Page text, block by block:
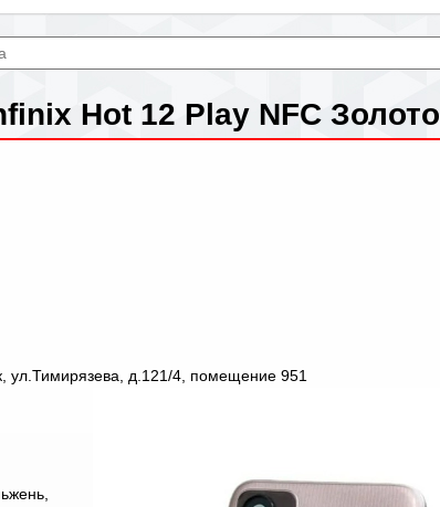
Hot 12 Play NFC Золото
д.121/4, помещение 951